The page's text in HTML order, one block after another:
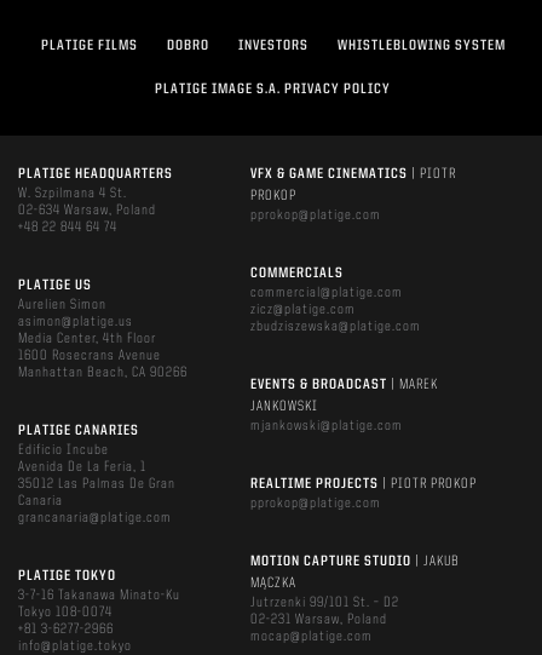
PLATIGE FILMS DOBRO INVESTORS WHISTLEBLOWING SYSTEM
PLATIGE IMAGE S.A. PRIVACY POLICY
PLATIGE HEADQUARTERS
W. Szpilmana 4 St.
02-634 Warsaw, Poland
+48 22 844 64 74
PLATIGE US
Aurelien Simon
asimon@platige.us
Media Center, 4th Floor
1600 Rosecrans Avenue
Manhattan Beach, CA 90266
PLATIGE CANARIES
Edificio Incube
Avenida De La Feria, 1
35012 Las Palmas De Gran
Canaria
grancanaria@platige.com
PLATIGE TOKYO
3-7-16 Takanawa Minato-Ku
Tokyo 108-0074
+81 3-6277-2966
info@platige.tokyo
VFX & GAME CINEMATICS
| PIOTR
PROKOP
pprokop@platige.com
COMMERCIALS
commercial@platige.com
zicz@platige.com
zbudziszewska@platige.com
EVENTS & BROADCAST
| MAREK
JANKOWSKI
mjankowski@platige.com
REALTIME PROJECTS
| PIOTR PROKOP
pprokop@platige.com
MOTION CAPTURE STUDIO
| JAKUB
MĄCZKA
Jutrzenki 99/101 St. – D2
02-231 Warsaw, Poland
mocap@platige.com